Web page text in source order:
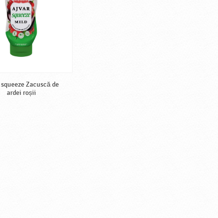
Zacuscă de
ardei roșii